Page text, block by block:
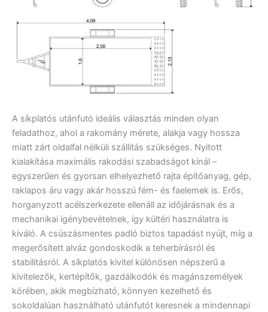
A síkplatós utánfutó ideális választás minden olyan
feladathoz, ahol a rakomány mérete, alakja vagy hossza
miatt zárt oldalfal nélküli szállítás szükséges. Nyitott
kialakítása maximális rakodási szabadságot kínál –
egyszerűen és gyorsan elhelyezhető rajta építőanyag, gép,
raklapos áru vagy akár hosszú fém- és faelemek is. Erős,
horganyzott acélszerkezete ellenáll az időjárásnak és a
mechanikai igénybevételnek, így kültéri használatra is
kiváló. A csúszásmentes padló biztos tapadást nyújt, míg a
megerősített alváz gondoskodik a teherbírásról és
stabilitásról. A síkplatós kivitel különösen népszerű a
kivitelezők, kertépítők, gazdálkodók és magánszemélyek
körében, akik megbízható, könnyen kezelhető és
sokoldalúan használható utánfutót keresnek a mindennapi